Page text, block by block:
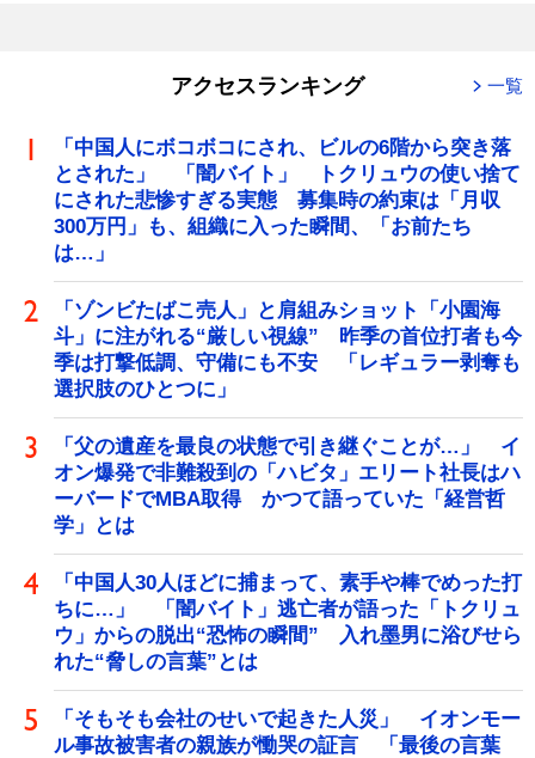
アクセスランキング 一覧
「中国人にボコボコにされ、ビルの6階から突き落
とされた」 「闇バイト」 トクリュウの使い捨て
にされた悲惨すぎる実態 募集時の約束は「月収
300万円」も、組織に入った瞬間、「お前たち
は…」
「ゾンビたばこ売人」と肩組みショット「小園海
斗」に注がれる“厳しい視線” 昨季の首位打者も今
季は打撃低調、守備にも不安 「レギュラー剥奪も
選択肢のひとつに」
「父の遺産を最良の状態で引き継ぐことが…」 イ
オン爆発で非難殺到の「ハビタ」エリート社長はハ
ーバードでMBA取得 かつて語っていた「経営哲
学」とは
「中国人30人ほどに捕まって、素手や棒でめった打
ちに…」 「闇バイト」逃亡者が語った「トクリュ
ウ」からの脱出“恐怖の瞬間” 入れ墨男に浴びせら
れた“脅しの言葉”とは
「そもそも会社のせいで起きた人災」 イオンモー
ル事故被害者の親族が慟哭の証言 「最後の言葉